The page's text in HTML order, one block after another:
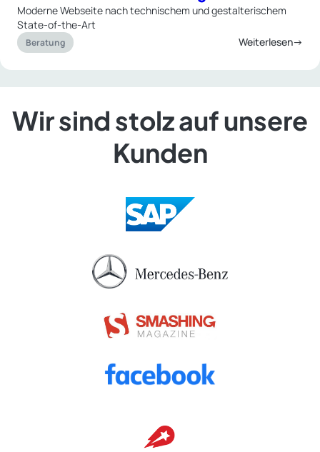
Moderne Webseite nach technischem und gestalterischem
State-of-the-Art
Beratung Weiterlesen→
Wir sind stolz auf unsere
Kunden